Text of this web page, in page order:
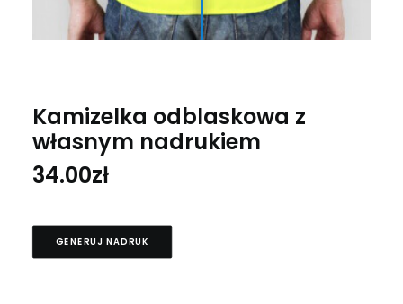
Kamizelka odblaskowa z
własnym nadrukiem
34.00zł
GENERUJ NADRUK